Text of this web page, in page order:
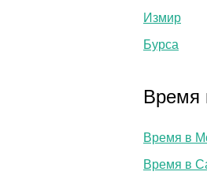
Измир
Бурса
Время
Время в
Время в